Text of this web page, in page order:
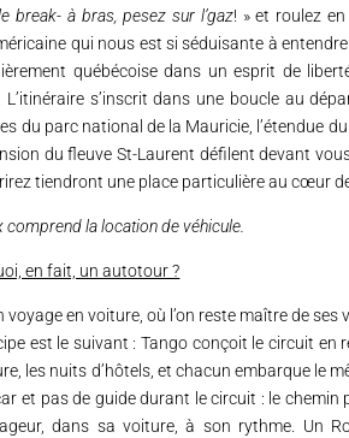
break- à bras, pesez sur l’gaz! » et roulez
qui nous est si séduisante à
québécoise dans un esprit de
L’itinéraire s’inscrit dans une boucle au
du parc national de la Mauricie, l’étendue
du fleuve St-Laurent défilent devant
tiendront une place particulière au cœur
comprend la location de véhicule.
en fait, un autotour ?
voyage en voiture, où l’on reste maître de ses
est le suivant : Tango conçoit le circuit en
les nuits d’hôtels, et chacun embarque le
et pas de guide durant le circuit : le chemin
dans sa voiture, à son rythme. Un